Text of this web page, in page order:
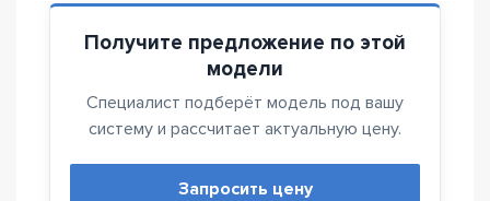
Получите предложение по этой
модели
Специалист подберёт модель под вашу
систему и рассчитает актуальную цену.
Запросить цену